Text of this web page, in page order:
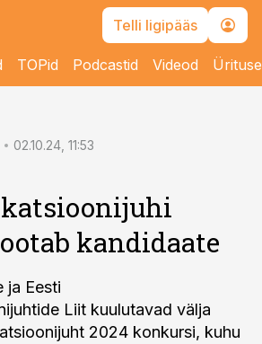
Telli ligipääs
TOPid Podcastid Videod
02.10.24, 11:53
kandidaate
ja Eesti
Liit kuulutavad välja
2024 konkursi, kuhu